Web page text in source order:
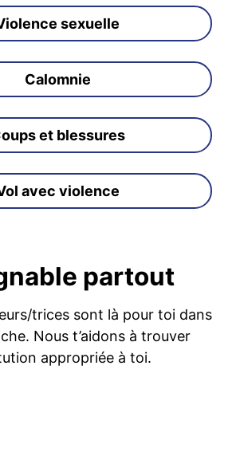
sexuelle
Calomnie
et blessures
avec violence
partout
trices sont là pour toi dans
Nous t’aidons à trouver
appropriée à toi.